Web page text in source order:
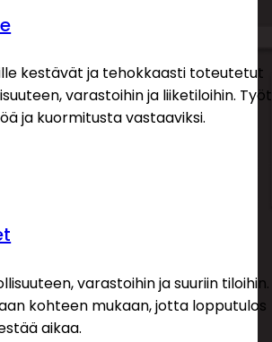
kestävät ja tehokkaasti toteutetut
varastoihin ja liiketiloihin. Työt
ja kuormitusta vastaaviksi.
varastoihin ja suuriin tiloihin.
kohteen mukaan, jotta lopputulos
aikaa.
Yrityksille
Rakennushankkeet
Etusivu
Tietoa